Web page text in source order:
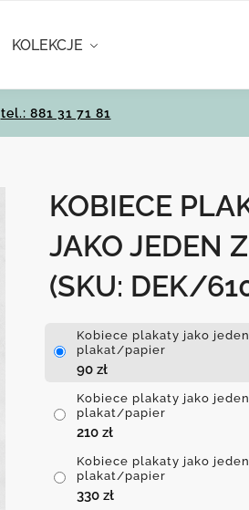
KOLEKCJE
tel.: 881 31 71 81
KOBIECE
JAKO JEDEN
(SKU: DEK/
Kobiece plakaty jako
plakat/papier
90 zł
Kobiece plakaty jako
plakat/papier
210 zł
Kobiece plakaty jako
plakat/papier
330 zł